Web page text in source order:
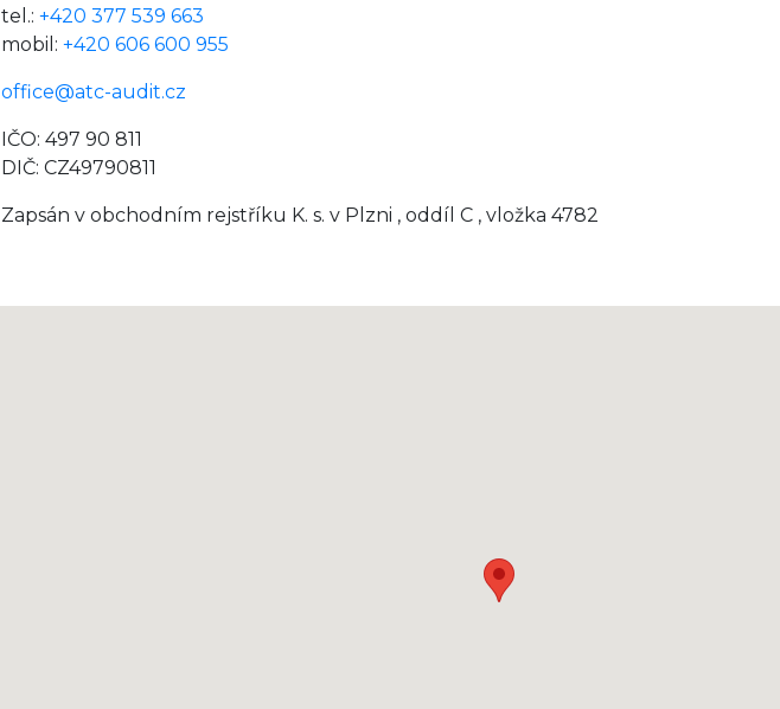
tel.: +420 377 539 663
mobil: +420 606 600 955
office@atc-audit.cz
IČO: 497 90 811
DIČ: CZ49790811
Zapsán v obchodním rejstříku K. s. v Plzni , oddíl C , vložka 4782